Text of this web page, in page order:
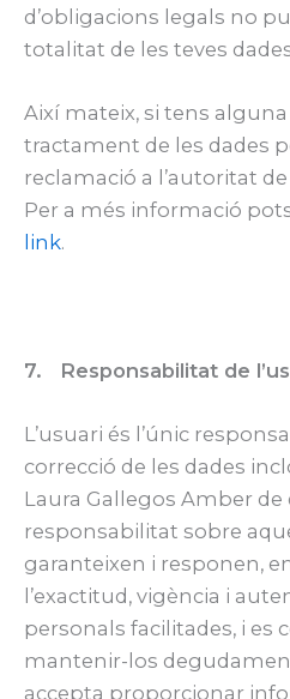
d’obligacions legals no
totalitat de les teves
Així mateix, si tens alguna
tractament de les dades
reclamació a l’autoritat
Per a més informació
link.
7. Responsabilitat de
L’usuari és l’únic
correcció de les dades
Laura Gallegos Amber de
responsabilitat sobre
garanteixen i responen,
l’exactitud, vigència i
personals facilitades, i es
mantenir-los
accepta proporcionar